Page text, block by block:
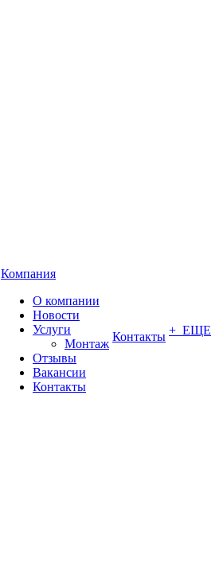
Компания
О компании
Новости
Услуги
Монтаж
Отзывы
Вакансии
Контакты
Контакты + ЕЩЕ